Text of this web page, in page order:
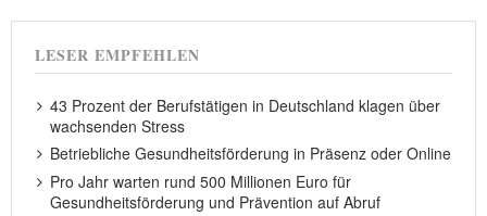
LESER EMPFEHLEN
43 Prozent der Berufstätigen in Deutschland klagen über
wachsenden Stress
Betriebliche Gesundheitsförderung in Präsenz oder Online
Pro Jahr warten rund 500 Millionen Euro für
Gesundheitsförderung und Prävention auf Abruf